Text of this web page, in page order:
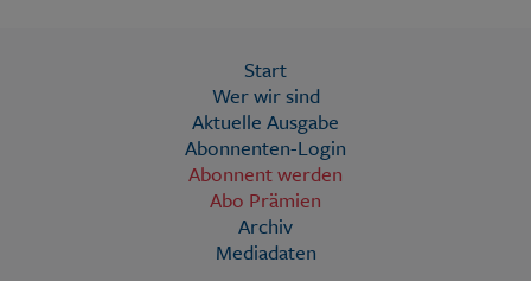
Start
Wer wir sind
Aktuelle Ausgabe
Abonnenten-Login
Abonnent werden
Abo Prämien
Archiv
Mediadaten